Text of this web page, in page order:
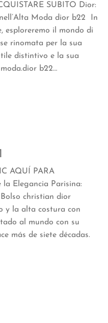
SUBITO Dior:
Moda dior b22 In
esploreremo il mondo di
rinomata per la sua
distintivo e la sua
b22…
AQUÍ PARA
Elegancia Parisina:
christian dior
y la alta costura con
al mundo con su
más de siete décadas.